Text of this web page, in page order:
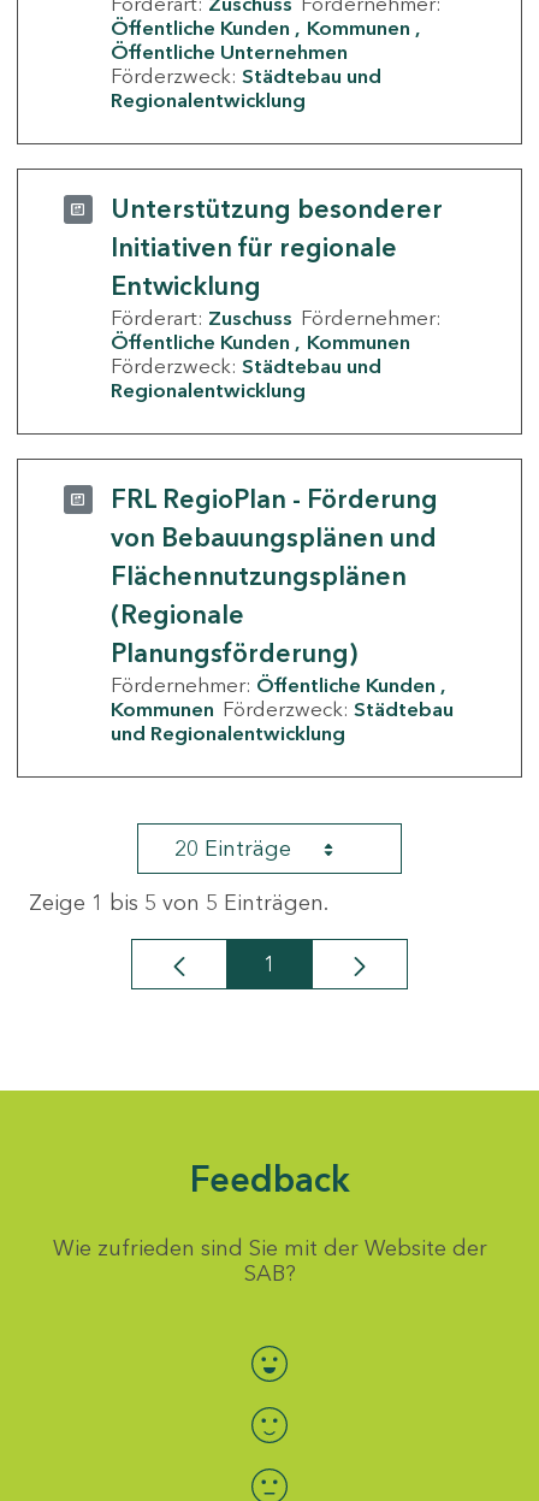
Öffentliche Kunden
Kommunen
Öffentliche Unternehmen
Förderzweck: Städtebau und
Regionalentwicklung
Unterstützung besonderer
Initiativen für regionale
Entwicklung
Förderart: Zuschuss Fördernehmer:
Öffentliche Kunden
Kommunen
Förderzweck: Städtebau und
Regionalentwicklung
FRL RegioPlan - Förderung
von Bebauungsplänen und
Flächennutzungsplänen
(Regionale
Planungsförderung)
Fördernehmer: Öffentliche Kunden
Kommunen Förderzweck: Städtebau
und Regionalentwicklung
20 Einträge
Zeige 1 bis 5 von 5 Einträgen.
Seite
1
Feedback
Wie zufrieden sind Sie mit der Website der
SAB?
Bewertung auswählen